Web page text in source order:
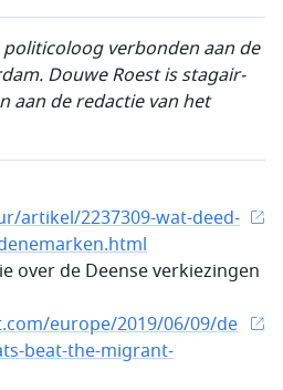
verbonden aan de
Douwe Roest is stagair-
aan de redactie van het
artikel/2237309-wat-deed-
over de Deense verkiezingen
europe/2019/06/09/de
beat-the-migrant-